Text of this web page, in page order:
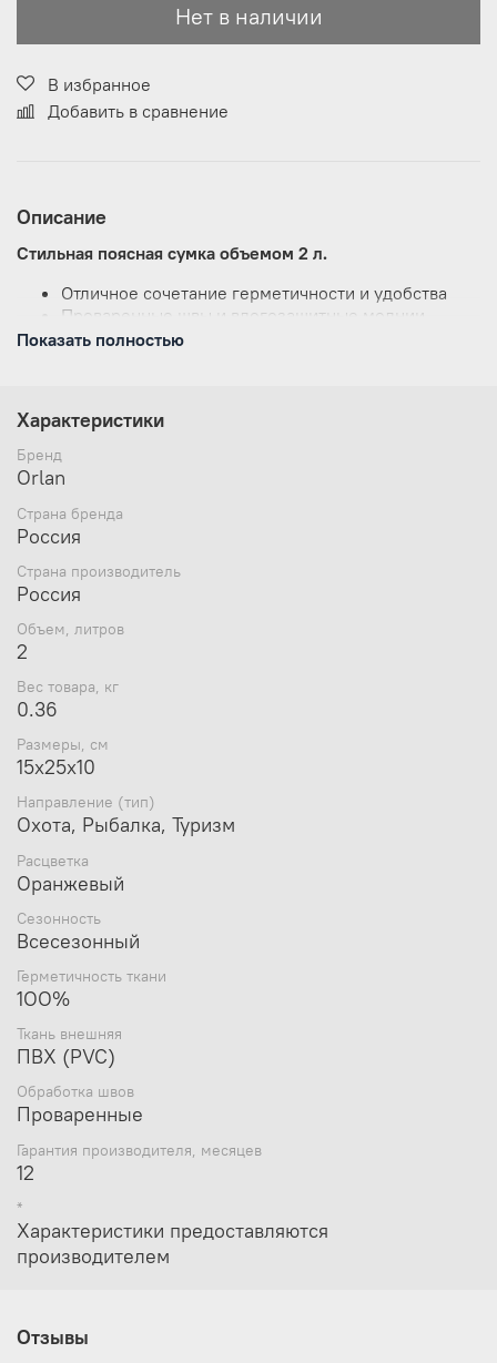
Нет в наличии
В избранное
Добавить в сравнение
Описание
Стильная поясная сумка объемом 2 л.
Отличное сочетание герметичности и удобства
Проваренные швы и влогозащитные молнии
Наружный карман для мелочей
Рекомендации по уходу
Чтобы изделие служило долго и надёжно, за ним
необходимо ухаживать, следуя инструкциям по
уходу на ярлыке изделия.
Отбеливание: Отбеливание запрещено.
Глажка: Глажение запрещено.
Показать полностью
Характеристики
Бренд
Orlan
Страна бренда
Россия
Страна производитель
Россия
Объем, литров
2
Вес товара, кг
0.36
Размеры, см
15х25х10
Направление (тип)
Охота, Рыбалка, Туризм
Расцветка
Оранжевый
Сезонность
Всесезонный
Герметичность ткани
1ОО%
Ткань внешняя
ПВХ (PVC)
Обработка швов
Проваренные
Гарантия производителя, месяцев
12
*
Характеристики предоставляются
производителем
Отзывы